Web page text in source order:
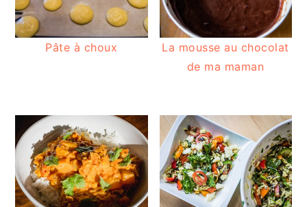
Pâte à choux
La mousse au chocolat
de ma maman